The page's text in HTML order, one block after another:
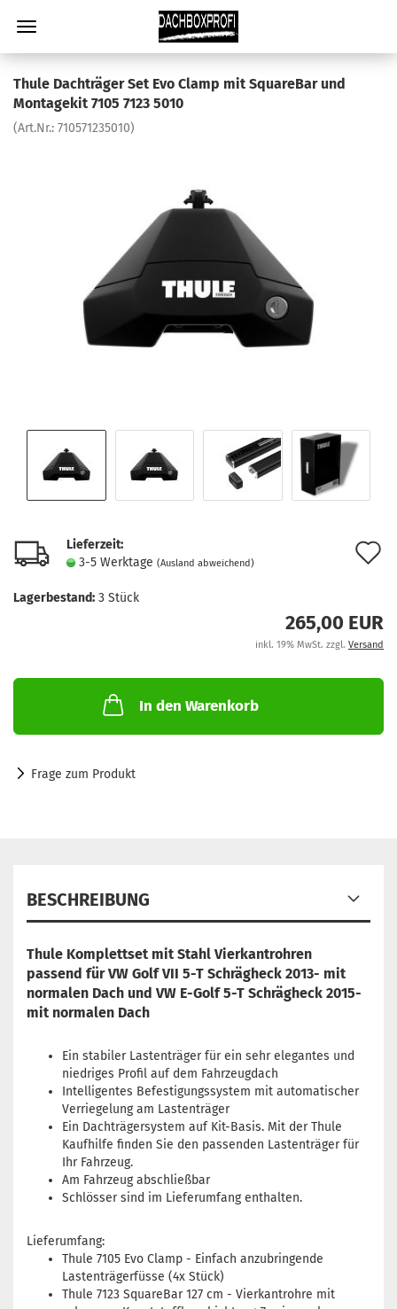
Thule Dachträger Set Evo Clamp mit SquareBar und
Montagekit 7105 7123 5010
(Art.Nr.: 710571235010)
Lieferzeit:
3-5 Werktage (Ausland abweichend)
Lagerbestand: 3 Stück
265,00 EUR
inkl. 19% MwSt. zzgl. Versand
In den Warenkorb
Frage zum Produkt
BESCHREIBUNG
Thule Komplettset mit Stahl Vierkantrohren
passend fürVW Golf VII 5-T Schrägheck 2013- mit
normalen Dach und VW E-Golf 5-T Schrägheck 2015-
mit normalen Dach
Ein stabiler Lastenträger für ein sehr elegantes und
niedriges Profil auf dem Fahrzeugdach
Intelligentes Befestigungssystem mit automatischer
Verriegelung am Lastenträger
Ein Dachträgersystem auf Kit-Basis. Mit der Thule
Kaufhilfe finden Sie den passenden Lastenträger für
Ihr Fahrzeug.
Am Fahrzeug abschließbar
Schlösser sind im Lieferumfang enthalten.
Lieferumfang:
Thule 7105 Evo Clamp - Einfach anzubringende
Lastenträgerfüsse (4x Stück)
Thule 7123 SquareBar 127 cm - Vierkantrohre mit